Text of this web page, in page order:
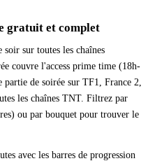
gratuit et complet
sur toutes les chaînes
couvre l'access prime time (18h-
de soirée sur TF1, France 2,
les chaînes TNT. Filtrez par
ou par bouquet pour trouver le
avec les barres de progression